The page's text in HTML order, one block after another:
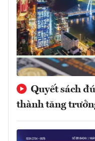
Quyết sách
thành tăng